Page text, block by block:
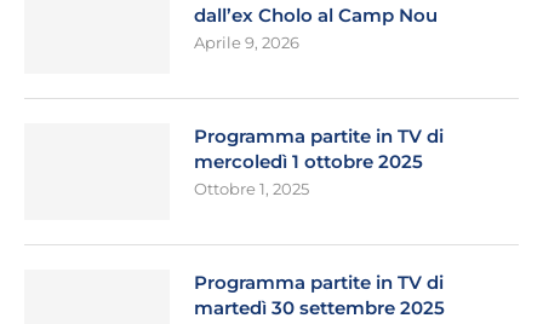
dall’ex Cholo al Camp Nou
Aprile 9, 2026
Programma partite in TV di
mercoledì 1 ottobre 2025
Ottobre 1, 2025
Programma partite in TV di
martedì 30 settembre 2025